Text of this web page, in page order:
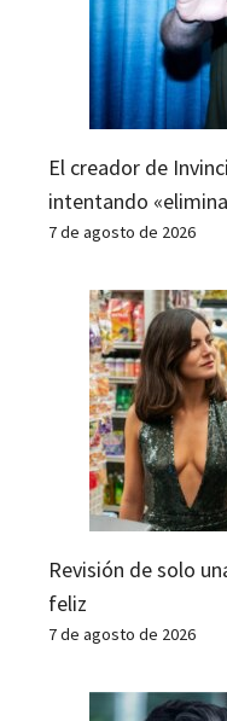
El creador de
intentando
7 de agosto de 2026
Revisión de solo
feliz
7 de agosto de 2026